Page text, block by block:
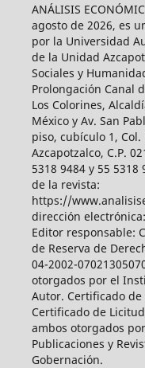
ANÁLISIS
agosto de 2026, es
por la Universidad
de la Unidad
Sociales y
Prolongación Canal
Los Colorines,
México y Av. San
piso, cubículo 1,
Azcapotzalco, C.P.
5318 9484 y 55
de la revista:
https://
dirección
Editor responsable:
de Reserva de
04-2002-
otorgados por el
Autor. Certificado
Certificado de
ambos otorgados
Publicaciones y
Gobernación.